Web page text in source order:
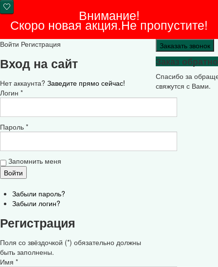
Внимание!
Скоро новая акция.Не пропустите!
Войти Регистрация
Вход на сайт
Нет аккаунта? Заведите прямо сейчас!
Логин *
Пароль *
Запомнить меня
Забыли пароль?
Забыли логин?
Регистрация
Поля со звёздочкой (*) обязательно должны
быть заполнены.
Имя *
Заказать звонок
Заказ
Спасибо за
свяжутся с Вами.